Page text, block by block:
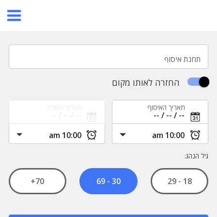
תחנת איסוף
החזרה לאותו מקום
תאריך האיסוף
גיל הנהג:
18 - 29
30 - 69
70+